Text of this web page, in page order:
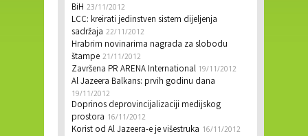
BiH 23/11/2012
LCC: kreirati jedinstven sistem dijeljenja
sadržaja 22/11/2012
Hrabrim novinarima nagrada za slobodu
štampe 21/11/2012
Završena PR ARENA International 19/11/2012
Al Jazeera Balkans: prvih godinu dana
19/11/2012
Doprinos deprovincijalizaciji medijskog
prostora 16/11/2012
Korist od Al Jazeera-e je višestruka 16/11/2012